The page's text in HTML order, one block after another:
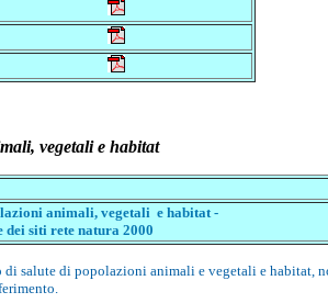
vegetali e habitat
animali, vegetali e habitat-
dei siti rete natura 2000
di salute di popolazioni animali e vegetali e habitat,